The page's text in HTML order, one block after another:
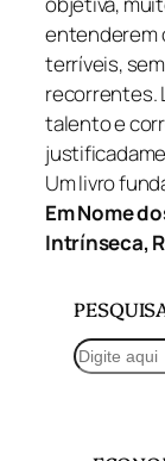
entenderem
terríveis,
recorrentes.
talento e
Um livro
Em Nome
Intrínseca,
P
e